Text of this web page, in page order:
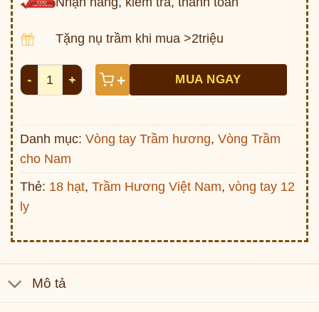
Tặng nụ trầm khi mua >2triệu
Tốc bông Nha Trang V2905 số lượng
+ MUA NGAY
Danh mục: Vòng tay Trầm hương, Vòng Trầm
cho Nam
Thẻ: 18 hạt, Trầm Hương Việt Nam, vòng tay 12
ly
Mô tả